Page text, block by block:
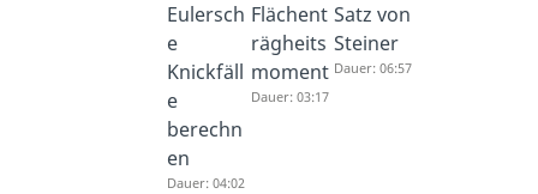
Eulersch
e
Knickfäll
e
berechn
en
Dauer: 04:02
Flächent
rägheits
moment
Dauer: 03:17
Satz von
Steiner
Dauer: 06:57